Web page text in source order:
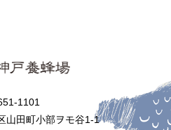
1101
山田町小部ヲモ谷1-1